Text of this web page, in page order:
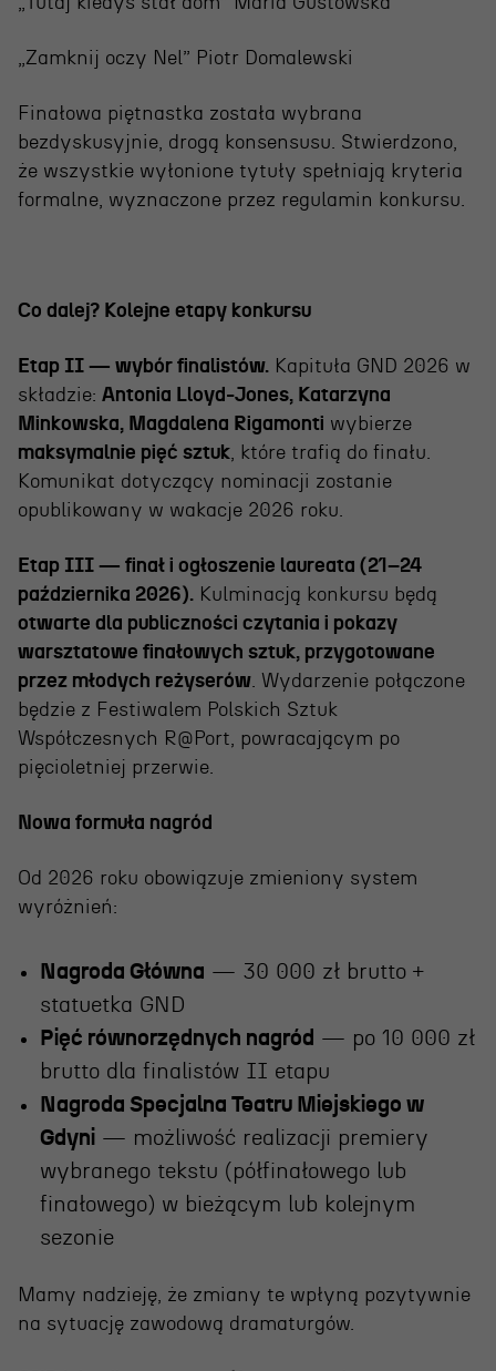
„Zamknij oczy Nel” Piotr Domalewski
Finałowa piętnastka została wybrana
bezdyskusyjnie, drogą konsensusu. Stwierdzono,
że wszystkie wyłonione tytuły spełniają kryteria
formalne, wyznaczone przez regulamin konkursu.
Co dalej? Kolejne etapy konkursu
Etap II — wybór finalistów. Kapituła GND 2026 w
składzie: Antonia Lloyd-Jones, Katarzyna
Minkowska, Magdalena Rigamonti wybierze
maksymalnie pięć sztuk, które trafią do finału.
Komunikat dotyczący nominacji zostanie
opublikowany w wakacje 2026 roku.
Etap III — finał i ogłoszenie laureata (21–24
października 2026). Kulminacją konkursu będą
otwarte dla publiczności czytania i pokazy
warsztatowe finałowych sztuk, przygotowane
przez młodych reżyserów. Wydarzenie połączone
będzie z Festiwalem Polskich Sztuk
Współczesnych R@Port, powracającym po
pięcioletniej przerwie.
Nowa formuła nagród
Od 2026 roku obowiązuje zmieniony system
wyróżnień:
Nagroda Główna — 30 000 zł brutto +
statuetka GND
Pięć równorzędnych nagród — po 10 000 zł
brutto dla finalistów II etapu
Nagroda Specjalna Teatru Miejskiego w
Gdyni — możliwość realizacji premiery
wybranego tekstu (półfinałowego lub
finałowego) w bieżącym lub kolejnym
sezonie
Mamy nadzieję, że zmiany te wpłyną pozytywnie
na sytuację zawodową dramaturgów.